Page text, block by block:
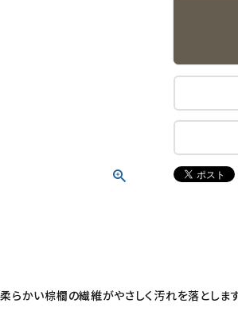
らかい棕櫚の繊維がやさしく汚れを落とします